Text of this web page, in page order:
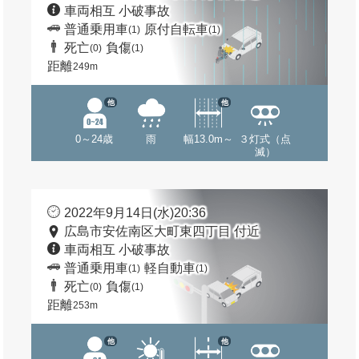
車両相互 小破事故
普通乗用車(1) 原付自転車(1)
死亡(0) 負傷(1)
距離249m
0～24歳
他
雨 幅13.0m～
他
３灯式（点
滅）
2022年9月14日(水)20:36
広島市安佐南区大町東四丁目 付近
車両相互 小破事故
普通乗用車(1) 軽自動車(1)
死亡(0) 負傷(1)
距離253m
他 他